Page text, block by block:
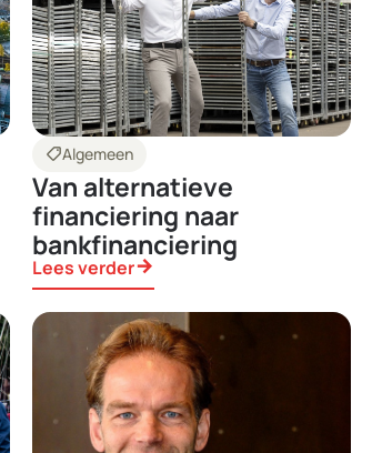
shoppingmodeAlgemeen
Van alternatieve
financiering naar
bankfinanciering
Lees verderarrow_forward